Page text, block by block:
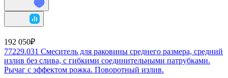
192 050₽
77229.031 Смеситель для раковины среднего размера, средний
излив без слива, с гибкими соединительными патрубками.
Рычаг с эффектом рожка. Поворотный излив.